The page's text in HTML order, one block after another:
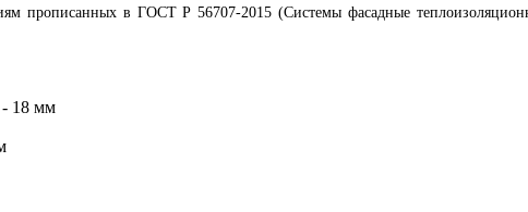
прописанных в ГОСТ Р 56707-2015 (Системы фасадные
- 18 мм